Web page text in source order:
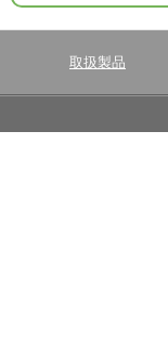
取扱製品